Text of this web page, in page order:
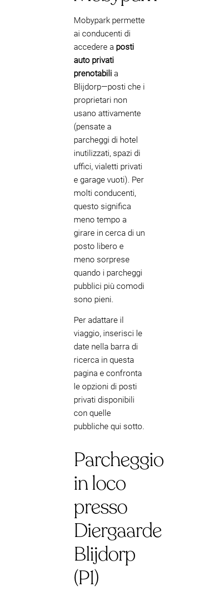
Mobypark permette
ai conducenti di
accedere a posti
auto privati
prenotabili a
Blijdorp—posti che i
proprietari non
usano attivamente
(pensate a
parcheggi di hotel
inutilizzati, spazi di
uffici, vialetti privati
e garage vuoti). Per
molti conducenti,
questo significa
meno tempo a
girare in cerca di un
posto libero e
meno sorprese
quando i parcheggi
pubblici più comodi
sono pieni.
Per adattare il
viaggio, inserisci le
date nella barra di
ricerca in questa
pagina e confronta
le opzioni di posti
privati disponibili
con quelle
pubbliche qui sotto.
Parcheggio
in loco
presso
Diergaarde
Blijdorp
(P1)